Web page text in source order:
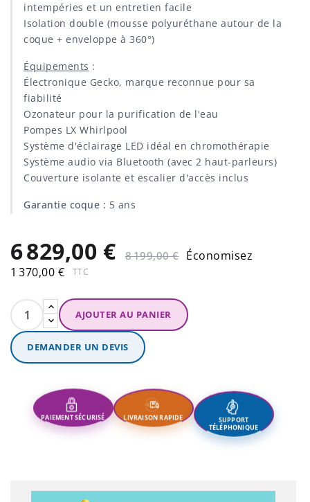
intempéries et un entretien facile
Isolation double (mousse polyuréthane autour de la
coque + enveloppe à 360°)
Équipements :
Électronique Gecko, marque reconnue pour sa
fiabilité
Ozonateur pour la purification de l'eau
Pompes LX Whirlpool
Système d'éclairage LED idéal en chromothérapie
Système audio via Bluetooth (avec 2 haut-parleurs)
Couverture isolante et escalier d'accès inclus
Garantie coque : 5 ans
6 829,00 € 8 199,00 € Économisez
1 370,00 €
TTC
AJOUTER AU PANIER
DEMANDER UN DEVIS
PAIEMENT SÉCURISÉ LIVRAISON RAPIDE
SUPPORT
TÉLÉPHONIQUE